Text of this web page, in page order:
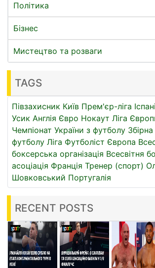
Політика
Бізнес
Мистецтво та розваги
TAGS
Півзахисник Київ Прем'єр-ліга
Усик Англія Євро Нокаут Ліга
Чемпіонат України з футболу
футболу Ліга Футболіст Європа
боксерська організація Всесвітня
асоціація Франція Тренер (спорт)
Шовковський Португалія
RECENT POSTS